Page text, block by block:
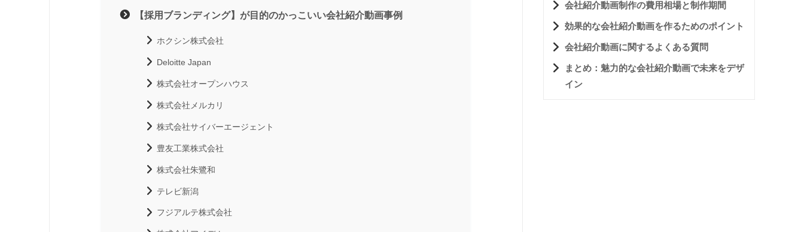
【採用ブランディング】が目的のかっこいい会社紹介動画事例
ホクシン株式会社
Deloitte Japan
株式会社オープンハウス
株式会社メルカリ
株式会社サイバーエージェント
豊友工業株式会社
株式会社朱鷺和
テレビ新潟
フジアルテ株式会社
会社紹介動画制作の費用相場と制作期間
効果的な会社紹介動画を作るためのポイント
会社紹介動画に関するよくある質問
まとめ：魅力的な会社紹介動画で未来をデザ
イン